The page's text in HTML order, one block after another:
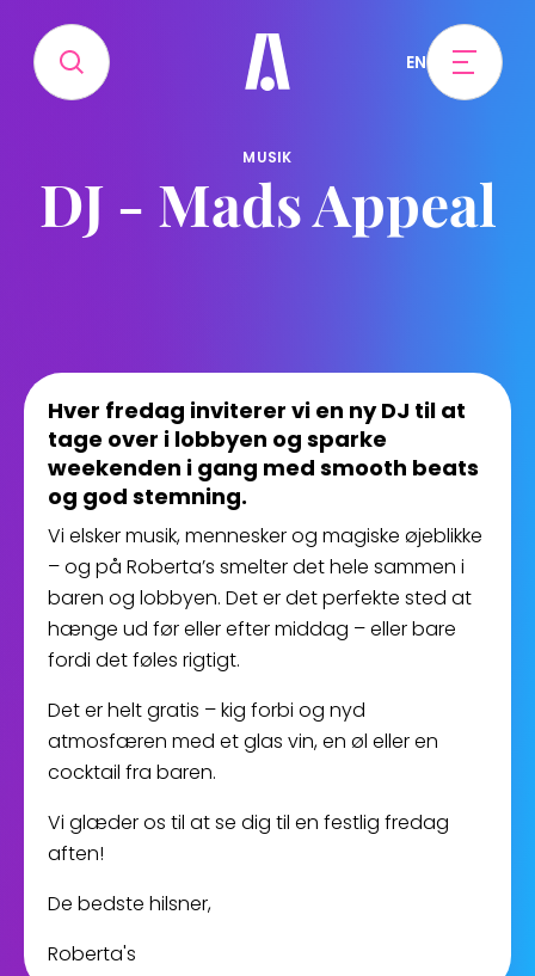
EN
MUSIK
DJ - Mads Appeal
Hver fredag inviterer vi en ny DJ til at
tage over i lobbyen og sparke
weekenden i gang med smooth beats
og god stemning.
Vi elsker musik, mennesker og magiske øjeblikke
– og på Roberta’s smelter det hele sammen i
baren og lobbyen. Det er det perfekte sted at
hænge ud før eller efter middag – eller bare
fordi det føles rigtigt.
Det er helt gratis – kig forbi og nyd
atmosfæren med et glas vin, en øl eller en
cocktail fra baren.
Vi glæder os til at se dig til en festlig fredag
aften!
De bedste hilsner,
Roberta's